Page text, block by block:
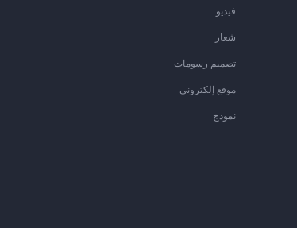
فيديو
شعار
تصميم رسومات
موقع إلكتروني
نموذج